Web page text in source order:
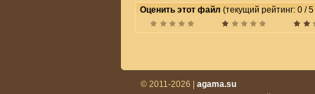
Оценить этот файл (текущий рейтинг: 0 /
© 2011-2026 | agama.su